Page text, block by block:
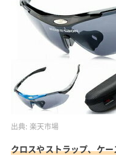
出典: 楽天市場
クロスやストラップ、ケ